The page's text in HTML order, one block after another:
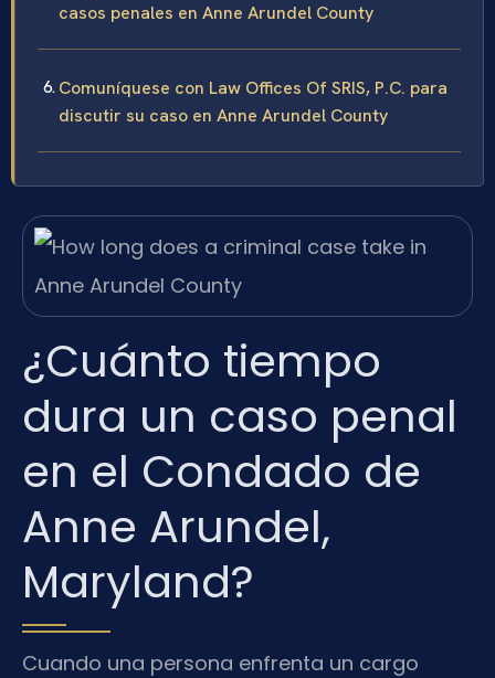
casos penales en Anne Arundel County
Comuníquese con Law Offices Of SRIS, P.C. para
discutir su caso en Anne Arundel County
¿Cuánto tiempo
dura un caso penal
en el Condado de
Anne Arundel,
Maryland?
Cuando una persona enfrenta un cargo